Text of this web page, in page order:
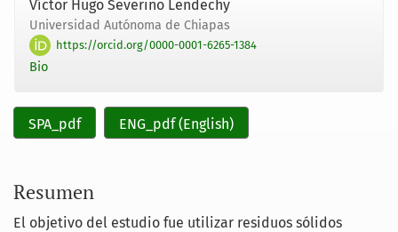
Víctor Hugo Severino Lendechy
Universidad Autónoma de Chiapas
https://orcid.org/0000-0001-6265-1384
Bio
SPA_pdf ENG_pdf (English)
Resumen
El objetivo del estudio fue utilizar residuos sólidos